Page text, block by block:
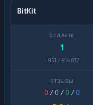
BitKit
1
1 951 / 914 612
0 / 0 /0 /0